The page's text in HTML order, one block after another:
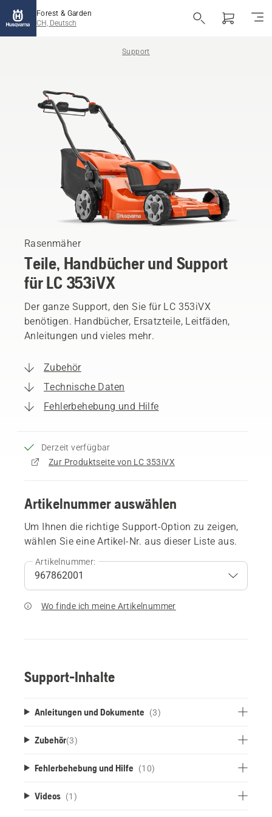
Forest & Garden
CH, Deutsch
Support
Rasenmäher
Teile, Handbücher und Support
für LC 353iVX
Der ganze Support, den Sie für LC 353iVX
benötigen. Handbücher, Ersatzteile, Leitfäden,
Anleitungen und vieles mehr.
Zubehör
Technische Daten
Fehlerbehebung und Hilfe
Derzeit verfügbar
Zur Produktseite von LC 353iVX
Artikelnummer auswählen
Um Ihnen die richtige Support-Option zu zeigen,
wählen Sie eine Artikel-Nr. aus dieser Liste aus.
Artikelnummer:
Wo finde ich meine Artikelnummer
Support-Inhalte
Anleitungen und Dokumente (3)
Zubehör(3)
Fehlerbehebung und Hilfe (10)
Videos (1)